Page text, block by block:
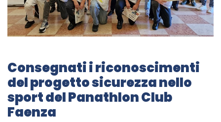
Consegnati i riconoscimenti
del progetto sicurezza nello
sport del Panathlon Club
Faenza